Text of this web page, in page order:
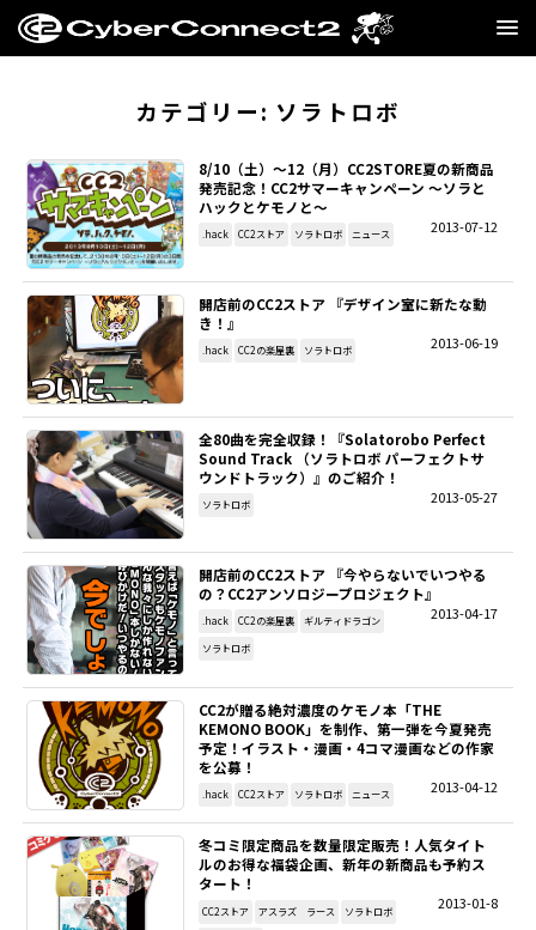
MANGA・NOVEL
FILM
CC2STORE
COMPANY
RECRUIT
SNS
SITEMAP
カテゴリー: ソラトロボ
8/10（土）～12（月）CC2STORE夏の新商品
発売記念！CC2サマーキャンペーン ～ソラと
ハックとケモノと～
2013-07-12
.hack CC2ストア ソラトロボ ニュース
開店前のCC2ストア 『デザイン室に新たな動
き！』
2013-06-19
.hack CC2の楽屋裏 ソラトロボ
全80曲を完全収録！『Solatorobo Perfect
Sound Track （ソラトロボ パーフェクトサ
ウンドトラック）』のご紹介！
2013-05-27
ソラトロボ
開店前のCC2ストア 『今やらないでいつやる
の？CC2アンソロジープロジェクト』
2013-04-17
.hack CC2の楽屋裏 ギルティドラゴン
ソラトロボ
CC2が贈る絶対濃度のケモノ本「THE
KEMONO BOOK」を制作、第一弾を今夏発売
予定！イラスト・漫画・4コマ漫画などの作家
を公募！
2013-04-12
.hack CC2ストア ソラトロボ ニュース
冬コミ限定商品を数量限定販売！人気タイト
ルのお得な福袋企画、新年の新商品も予約ス
タート！
2013-01-8
CC2ストア アスラズ ラース ソラトロボ